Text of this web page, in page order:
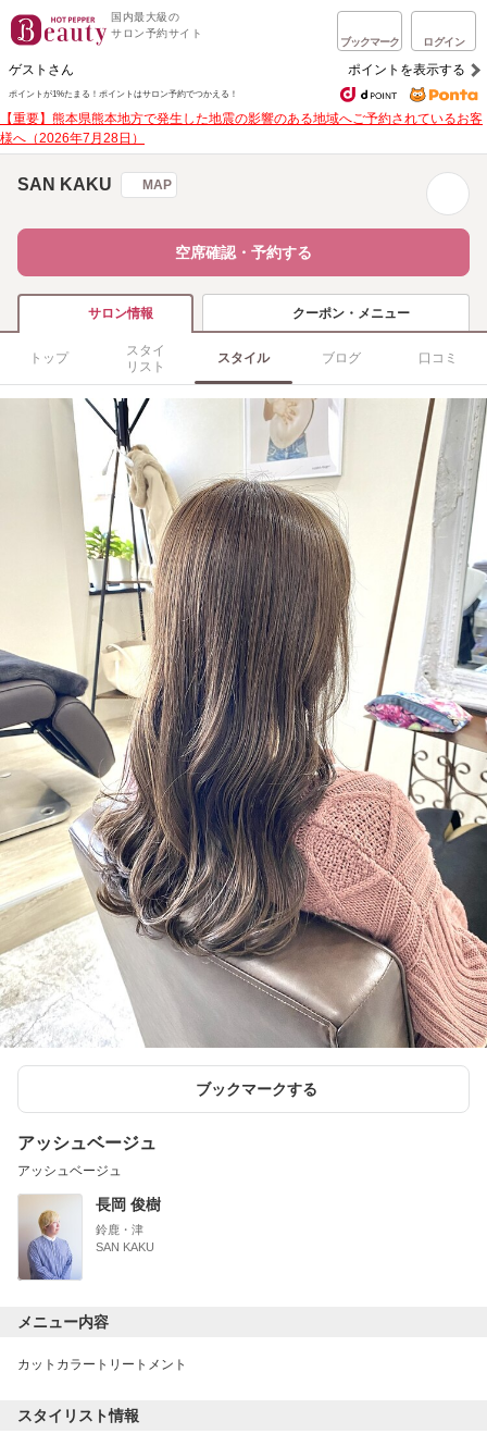
国内最大級の
サロン予約サイト
ブックマーク ログイン
ゲストさん ポイントを表示する
ポイントが1%たまる！ ポイントはサロン予約でつかえる！
【重要】熊本県熊本地方で発生した地震の影響のある地域へご予約されているお客
様へ（2026年7月28日）
SAN KAKU MAP
空席確認・予約する
サロン情報 クーポン・メニュー
トップ
スタイ
リスト
スタイル ブログ 口コミ
ブックマークする
アッシュベージュ
アッシュベージュ
長岡 俊樹
鈴鹿・津
SAN KAKU
メニュー内容
カットカラートリートメント
スタイリスト情報